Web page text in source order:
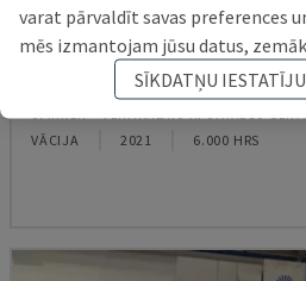
VĀCIJA 2021 6.000 HRS
varat pārvaldīt savas preferences
mēs izmantojam jūsu datus,
SĪKDATŅU